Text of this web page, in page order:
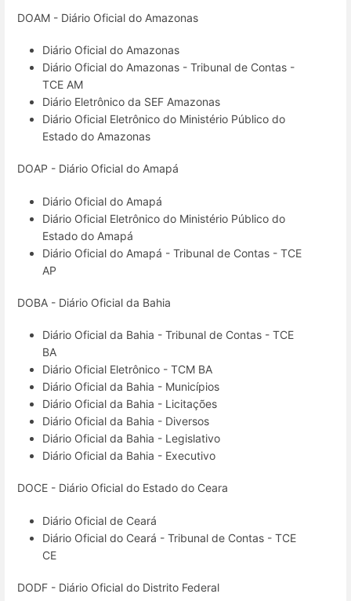
DOAM - Diário Oficial do Amazonas
Diário Oficial do Amazonas
Diário Oficial do Amazonas - Tribunal de Contas -
TCE AM
Diário Eletrônico da SEF Amazonas
Diário Oficial Eletrônico do Ministério Público do
Estado do Amazonas
DOAP - Diário Oficial do Amapá
Diário Oficial do Amapá
Diário Oficial Eletrônico do Ministério Público do
Estado do Amapá
Diário Oficial do Amapá - Tribunal de Contas - TCE
AP
DOBA - Diário Oficial da Bahia
Diário Oficial da Bahia - Tribunal de Contas - TCE
BA
Diário Oficial Eletrônico - TCM BA
Diário Oficial da Bahia - Municípios
Diário Oficial da Bahia - Licitações
Diário Oficial da Bahia - Diversos
Diário Oficial da Bahia - Legislativo
Diário Oficial da Bahia - Executivo
DOCE - Diário Oficial do Estado do Ceara
Diário Oficial de Ceará
Diário Oficial do Ceará - Tribunal de Contas - TCE
CE
DODF - Diário Oficial do Distrito Federal